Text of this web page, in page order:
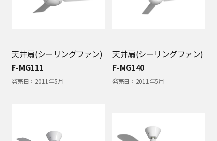
天井扇(シーリングファン)
F-MG111
発売日： 2011年5月
天井扇(シーリングファン)
F-MG140
発売日： 2011年5月